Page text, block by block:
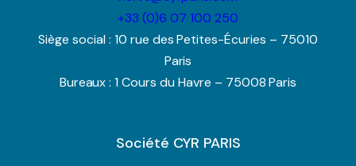
+33 (0)6 07 100 250
Siège social : 10 rue des Petites-Écuries – 75010
Paris
Bureaux : 1 Cours du Havre – 75008 Paris
Société CYR PARIS